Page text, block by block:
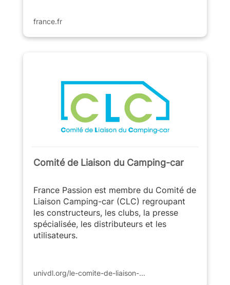
france.fr
univdl.org/le-comite-de-liaison-...
Comité de Liaison du Camping-car
France Passion est membre du Comité de
Liaison Camping-car (CLC) regroupant
les constructeurs, les clubs, la presse
spécialisée, les distributeurs et les
utilisateurs.